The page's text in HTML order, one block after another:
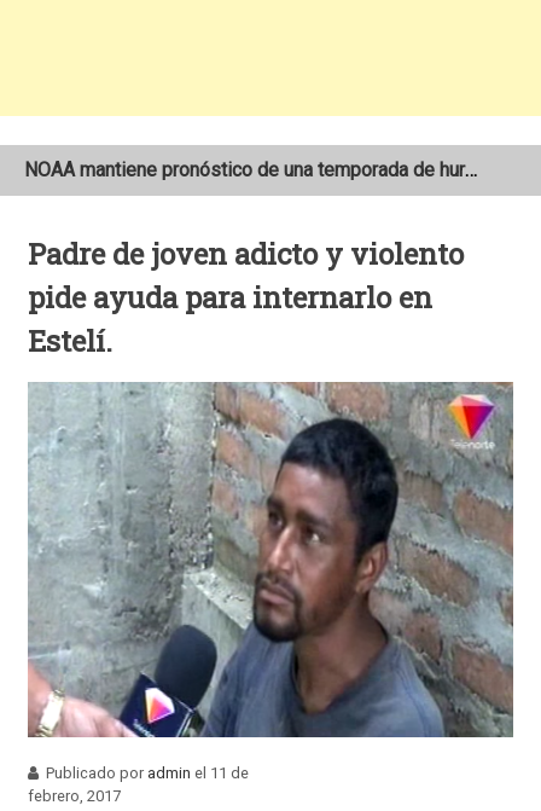
NOAA mantiene pronóstico de una temporada de huracanes por debajo de lo normal en el Atlántico
Padre de joven adicto y violento
pide ayuda para internarlo en
Estelí.
Publicado por admin el 11 de
febrero, 2017